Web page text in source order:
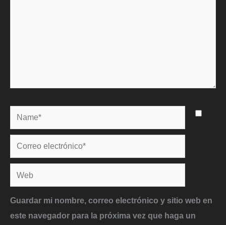
Name*
Correo
electrónico*
Web
Guardar mi nombre, correo electrónico y sitio web en
este navegador para la próxima vez que haga un